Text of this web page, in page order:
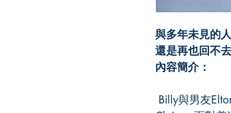
與多年未見的
還是再也回不
內容簡介：
Billy與男友